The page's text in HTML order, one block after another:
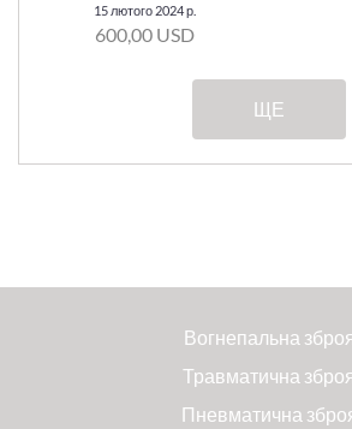
15 лютого 2024 р.
600,00 USD
ЩЕ
Вогнепальна
Травматична
Пневматична